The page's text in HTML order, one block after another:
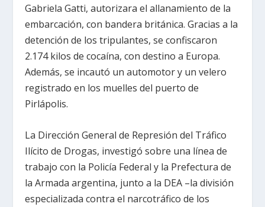
Gabriela Gatti, autorizara el allanamiento de la
embarcación, con bandera británica. Gracias a la
detención de los tripulantes, se confiscaron
2.174 kilos de cocaína, con destino a Europa.
Además, se incautó un automotor y un velero
registrado en los muelles del puerto de
Pirlápolis.
La Dirección General de Represión del Tráfico
Ilícito de Drogas, investigó sobre una línea de
trabajo con la Policía Federal y la Prefectura de
la Armada argentina, junto a la DEA –la división
especializada contra el narcotráfico de los